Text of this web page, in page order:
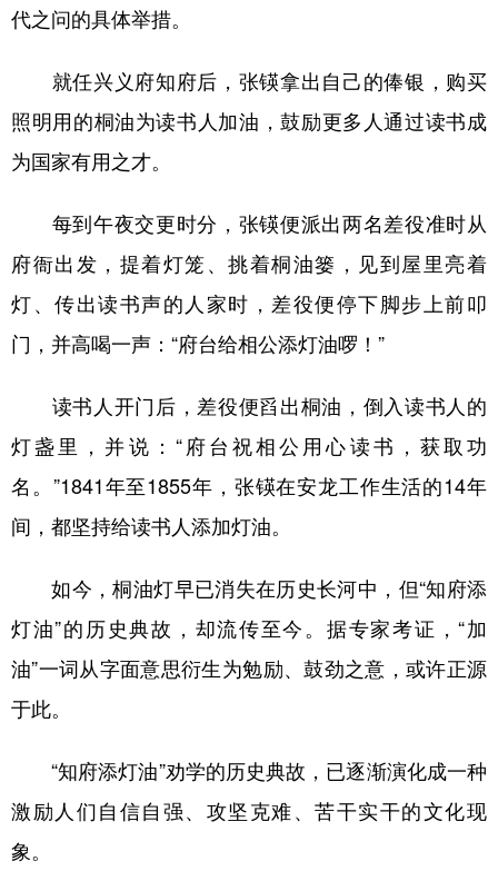
代之问的具体举措。
就任兴义府知府后，张锳拿出自己的俸银，购买
照明用的桐油为读书人加油，鼓励更多人通过读书成
为国家有用之才。
每到午夜交更时分，张锳便派出两名差役准时从
府衙出发，提着灯笼、挑着桐油篓，见到屋里亮着
灯、传出读书声的人家时，差役便停下脚步上前叩
门，并高喝一声：“府台给相公添灯油啰！”
读书人开门后，差役便舀出桐油，倒入读书人的
灯盏里，并说：“府台祝相公用心读书，获取功
名。”1841年至1855年，张锳在安龙工作生活的14年
间，都坚持给读书人添加灯油。
如今，桐油灯早已消失在历史长河中，但“知府添
灯油”的历史典故，却流传至今。据专家考证，“加
油”一词从字面意思衍生为勉励、鼓劲之意，或许正源
于此。
“知府添灯油”劝学的历史典故，已逐渐演化成一种
激励人们自信自强、攻坚克难、苦干实干的文化现
象。